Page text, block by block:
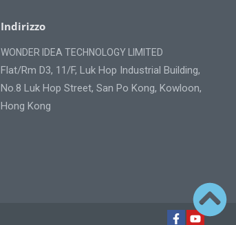
Indirizzo
WONDER IDEA TECHNOLOGY LIMITED
Flat/Rm D3, 11/F, Luk Hop Industrial Building,
No.8 Luk Hop Street, San Po Kong, Kowloon,
Hong Kong